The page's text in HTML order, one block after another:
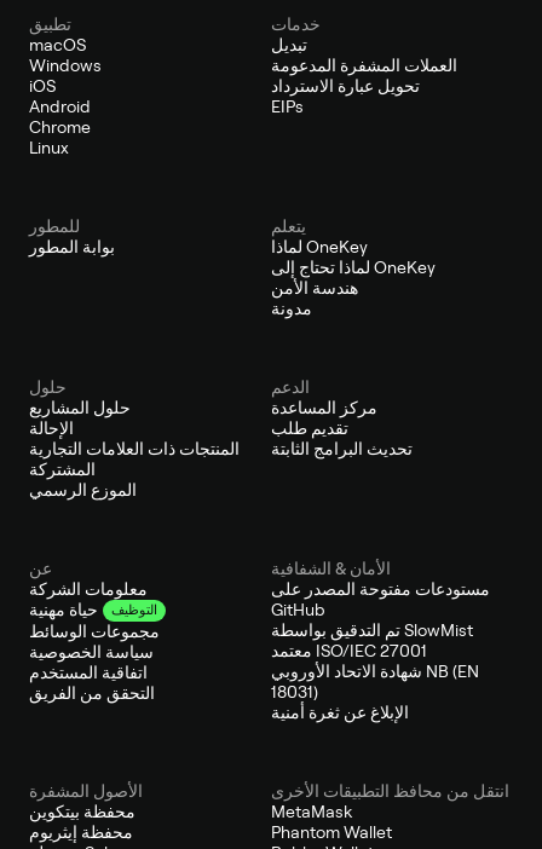
تطبيق
macOS
Windows
iOS
Android
Chrome
Linux
خدمات
تبديل
العملات المشفرة المدعومة
تحويل عبارة الاسترداد
EIPs
للمطور
بوابة المطور
يتعلم
لماذا OneKey
لماذا تحتاج إلى OneKey
هندسة الأمن
مدونة
حلول
حلول المشاريع
الإحالة
المنتجات ذات العلامات التجارية
المشتركة
الموزع الرسمي
الدعم
مركز المساعدة
تقديم طلب
تحديث البرامج الثابتة
عن
معلومات الشركة
حياة مهنية
التوظيف
مجموعات الوسائط
سياسة الخصوصية
اتفاقية المستخدم
التحقق من الفريق
الأمان & الشفافية
مستودعات مفتوحة المصدر على
GitHub
تم التدقيق بواسطة SlowMist
معتمد ISO/IEC 27001
شهادة الاتحاد الأوروبي NB (EN
18031)
الإبلاغ عن ثغرة أمنية
الأصول المشفرة
محفظة بيتكوين
محفظة إيثريوم
انتقل من محافظ التطبيقات الأخرى
MetaMask
Phantom Wallet